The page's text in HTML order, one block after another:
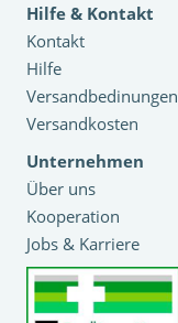
Hilfe & Kontakt
Kontakt
Hilfe
Versandbedinungen
Versandkosten
Unternehmen
Über uns
Kooperation
Jobs & Karriere